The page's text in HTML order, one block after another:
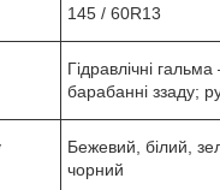
145 / 60R13
Гідравлічні
барабанні ззаду;
Бежевий, білий,
чорний